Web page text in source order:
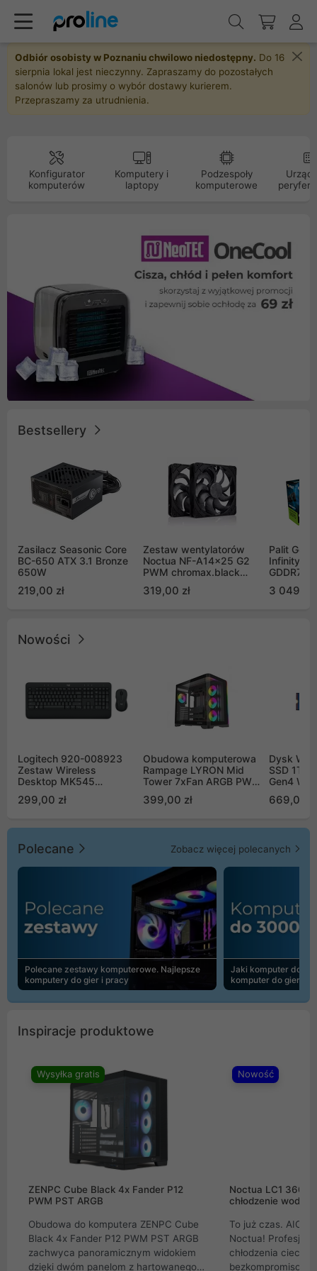
Odbiór osobisty w Poznaniu chwilowo niedostępny. Do 16
sierpnia lokal jest nieczynny. Zapraszamy do pozostałych
salonów lub prosimy o wybór dostawy kurierem.
Przepraszamy za utrudnienia.
Konfigurator
komputerów
Komputery i
laptopy
Podzespoły
komputerowe
Bestsellery
Zasilacz Seasonic Core
BC-650 ATX 3.1 Bronze
650W
219,00 zł
Zestaw wentylatorów
Noctua NF-A14x25 G2
PWM chromax.black
Push Pull (2szt)
319,00 zł
Palit
Infinity 3
GDDR7
GB2050S)
3 049,00
Nowości
Logitech 920-008923
Zestaw Wireless
Desktop MK545
299,00 zł
Obudowa komputerowa
Rampage LYRON Mid
Tower 7xFan ARGB PWM
399,00 zł
Dysk WD
SSD 1TB
Gen4
669,00
Polecane Zobacz więcej polecanych
Polecane zestawy komputerowe. Najlepsze
komputery do gier i pracy
Jaki komputer do
komputer do gier |
Inspiracje produktowe
Wysyłka gratis
ZENPC Cube Black 4x Fander P12
PWM PST ARGB
Obudowa do komputera ZENPC Cube
Black 4x Fander P12 PWM PST ARGB
zachwyca panoramicznym widokiem
dzięki dwóm panelom z hartowanego
Nowość
Noctua LC1
chłodzenie wodne
To już czas. AIO
Noctua!
chłodzenia cieczą